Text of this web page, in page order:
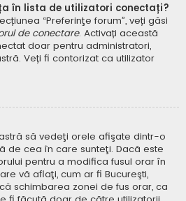
în lista de utilizatori conectați?
“Preferinţe forum”, veți găsi
de conectare. Activați această
doar pentru administratori,
Veți fi contorizat ca utilizator
să vedeţi orele afişate dintr-o
de cea în care sunteţi. Dacă este
pentru a modifica fusul orar în
vă aflaţi, cum ar fi Bucureşti,
schimbarea zonei de fus orar, ca